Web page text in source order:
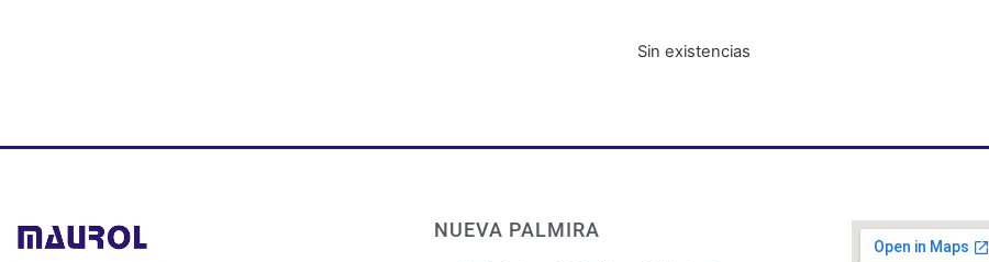
Sin existencias
NUEVA PALMIRA